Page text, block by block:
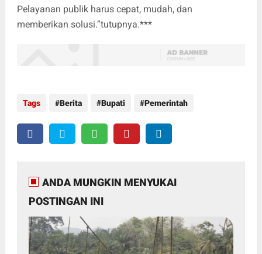
Pelayanan publik harus cepat, mudah, dan
memberikan solusi.”tutupnya.***
Tags Berita Bupati Pemerintah
ANDA MUNGKIN MENYUKAI
POSTINGAN INI